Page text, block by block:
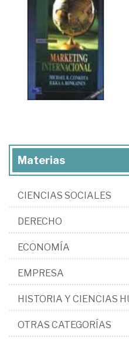
Materias
CIENCIAS SOCIALES
DERECHO
ECONOMÍA
EMPRESA
HISTORIA Y CIENCIAS
OTRAS CATEGORÍAS